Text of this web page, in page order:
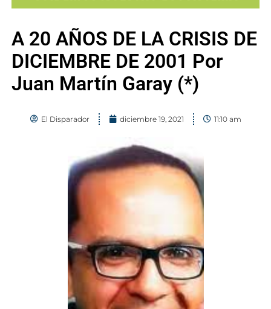
A 20 AÑOS DE LA CRISIS DE
DICIEMBRE DE 2001 Por
Juan Martín Garay (*)
El Disparador diciembre 19, 2021 11:10 am